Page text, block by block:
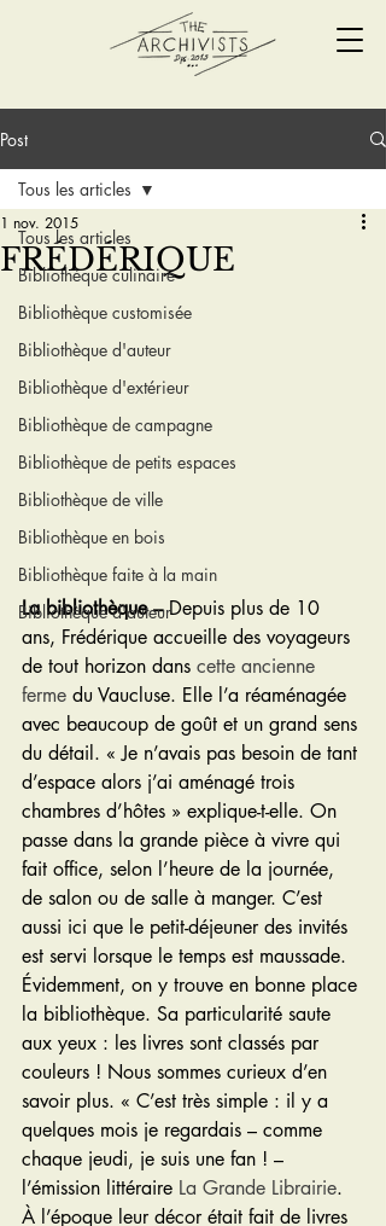
Post
Tous les articles
Bibliothèque culinaire
Bibliothèque customisée
Bibliothèque d'auteur
Bibliothèque d'extérieur
Bibliothèque de campagne
Bibliothèque de petits espaces
Bibliothèque de ville
Bibliothèque en bois
Bibliothèque faite à la main
Bibliothèque d'auteur
Tous les articles
FRÉDÉRIQUE
1 nov. 2015
La bibliothèque – Depuis plus de 10
ans, Frédérique accueille des voyageurs
de tout horizon dans cette ancienne
ferme du Vaucluse. Elle l’a réaménagée
avec beaucoup de goût et un grand sens
du détail. « Je n’avais pas besoin de tant
d’espace alors j’ai aménagé trois
chambres d’hôtes » explique-t-elle. On
passe dans la grande pièce à vivre qui
fait office, selon l’heure de la journée,
de salon ou de salle à manger. C’est
aussi ici que le petit-déjeuner des invités
est servi lorsque le temps est maussade.
Évidemment, on y trouve en bonne place
la bibliothèque. Sa particularité saute
aux yeux : les livres sont classés par
couleurs ! Nous sommes curieux d’en
savoir plus. « C’est très simple : il y a
quelques mois je regardais – comme
chaque jeudi, je suis une fan ! –
l’émission littéraire La Grande Librairie.
À l’époque leur décor était fait de livres